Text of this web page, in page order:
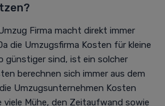
Firma macht direkt immer
die Umzugsfirma Kosten für kleine
günstiger sind, ist ein solcher
berechnen sich immer aus dem
Umzugsunternehmen Kosten
viele Mühe, den Zeitaufwand sowie